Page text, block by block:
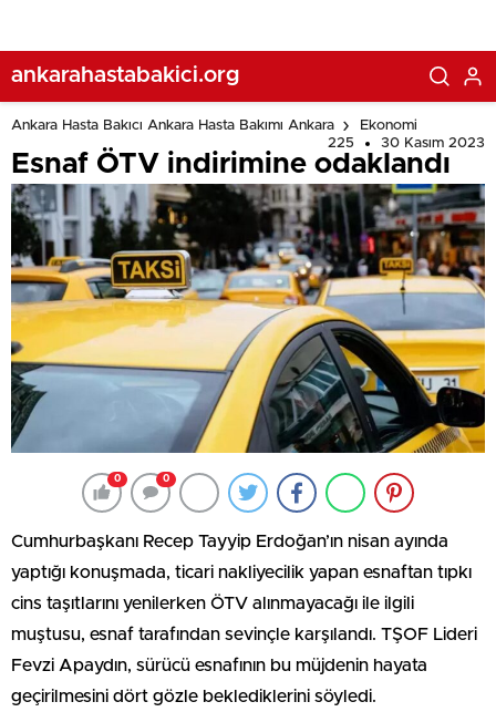
ankarahastabakici.org
Ankara Hasta Bakıcı Ankara Hasta Bakımı Ankara
Ekonomi
225
30 Kasım 2023
Esnaf ÖTV indirimine odaklandı
0 0
Cumhurbaşkanı Recep Tayyip Erdoğan’ın nisan ayında
yaptığı konuşmada, ticari nakliyecilik yapan esnaftan tıpkı
cins taşıtlarını yenilerken ÖTV alınmayacağı ile ilgili
muştusu, esnaf tarafından sevinçle karşılandı. TŞOF Lideri
Fevzi Apaydın, sürücü esnafının bu müjdenin hayata
geçirilmesini dört gözle beklediklerini söyledi.